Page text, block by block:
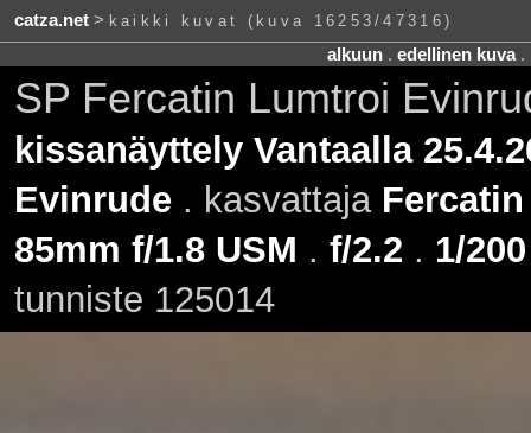
catza.net> kaikki kuvat (kuva 16253/47316)
alkuun. edellinen kuva.
SP Fercatin Lumtroi
kissanäyttely Vantaalla
Evinrude. kasvattaja Fercatin
85mm f/1.8 USM . f/2.2 . 1/
tunniste 125014